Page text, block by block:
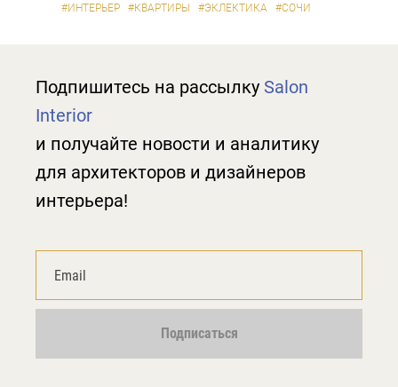
#ИНТЕРЬЕР #КВАРТИРЫ #ЭКЛЕКТИКА #СОЧИ
Подпишитесь на рассылку Salon
Interior
и получайте новости и аналитику
для архитекторов и дизайнеров
интерьера!
Подписаться